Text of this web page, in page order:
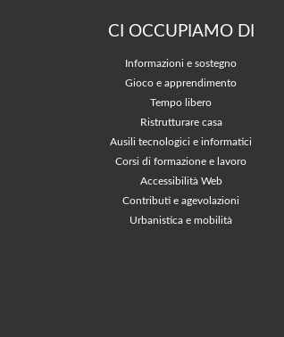
CI OCCUPIAMO DI
Informazioni e sostegno
Gioco e apprendimento
Tempo libero
Ristrutturare casa
Ausili tecnologici e informatici
Corsi di formazione e lavoro
Accessibilità Web
Contributi e agevolazioni
Urbanistica e mobilità